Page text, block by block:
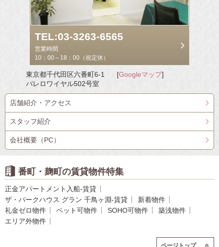
TEL:03-3263-6565
営業時間
10：00～18：00（祝定休）
東京都千代田区六番町6-1
パレロワイヤル502号室
[Googleマップ]
店舗紹介・アクセス
スタッフ紹介
会社概要（PC）
番町・麹町の賃貸物件特集
正金アパートメント入船-賃貸
ザ・パークハウス グラン 千鳥ヶ淵-賃貸
新着物件
礼金ゼロ物件
ペット可物件 SOHO可物件
築浅物件
エリア外物件
ページトップ